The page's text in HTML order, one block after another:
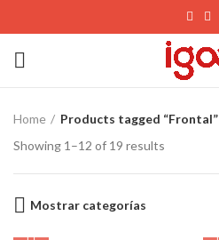
Home
Products tagged “Frontal”
Showing 1–12 of 19 results
Mostrar categorías